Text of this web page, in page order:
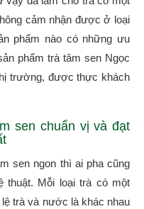
cảm nhận được ở loại
phẩm nào có những ưu
phẩm trà tâm sen Ngọc
trường, được thực khách
sen chuẩn vị và đạt
sen ngon thì ai pha cũng
thuật. Mỗi loại trà có một
trà và nước là khác nhau